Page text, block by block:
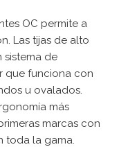
OC permite a
Las tijas de alto
sistema de
que funciona con
u ovalados.
más
marcas con
toda la gama.